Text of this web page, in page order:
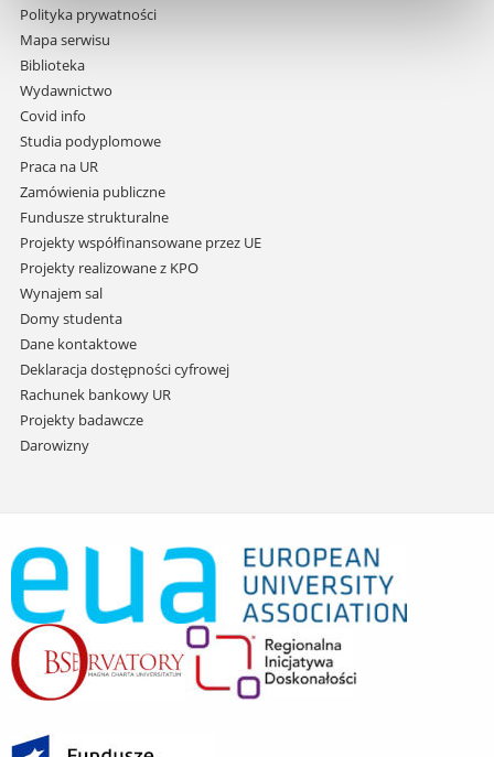
Pomiń
nawigację
i
przejdź
do
treści
Polityka prywatności
Mapa serwisu
Biblioteka
Wydawnictwo
Covid info
Studia podyplomowe
Praca na UR
Zamówienia publiczne
Fundusze strukturalne
Projekty współfinansowane przez UE
Projekty realizowane z KPO
Wynajem sal
Domy studenta
Dane kontaktowe
Deklaracja dostępności cyfrowej
Rachunek bankowy UR
Projekty badawcze
Darowizny